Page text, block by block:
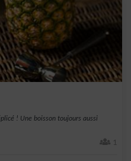
! Une boisson toujours aussi
1